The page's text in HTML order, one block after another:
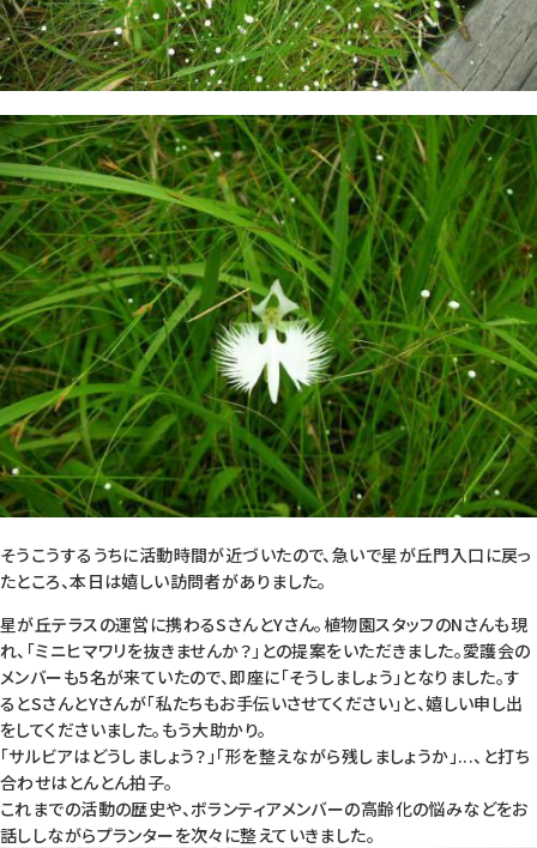
そうこうするうちに活動時間が近づいたので、急いで星が丘門入口に戻っ
たところ、本日は嬉しい訪問者がありました。
星が丘テラスの運営に携わるSさんとYさん。植物園スタッフのNさんも現
れ、「ミニヒマワリを抜きませんか？」との提案をいただきました。愛護会の
メンバーも5名が来ていたので、即座に「そうしましょう」となりました。す
るとSさんとYさんが「私たちもお手伝いさせてください」と、嬉しい申し出
をしてくださいました。もう大助かり。
「サルビアはどうしましょう？」「形を整えながら残しましょうか」...、と打ち
合わせはとんとん拍子。
これまでの活動の歴史や、ボランティアメンバーの高齢化の悩みなどをお
話ししながらプランターを次々に整えていきました。